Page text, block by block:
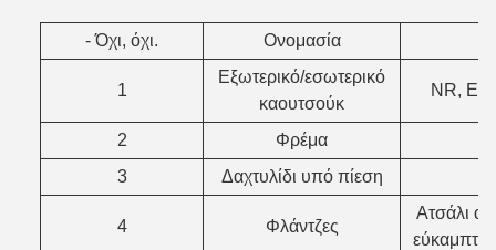
- Όχι, όχι. Ονομασία
1
Εξωτερικό/εσωτερικό
καουτσούκ
NR,
2 Φρέμα
3
Δαχτυλίδι υπό πίεση
4 Φλάντζες
Ατσάλι
εύκαμπτο